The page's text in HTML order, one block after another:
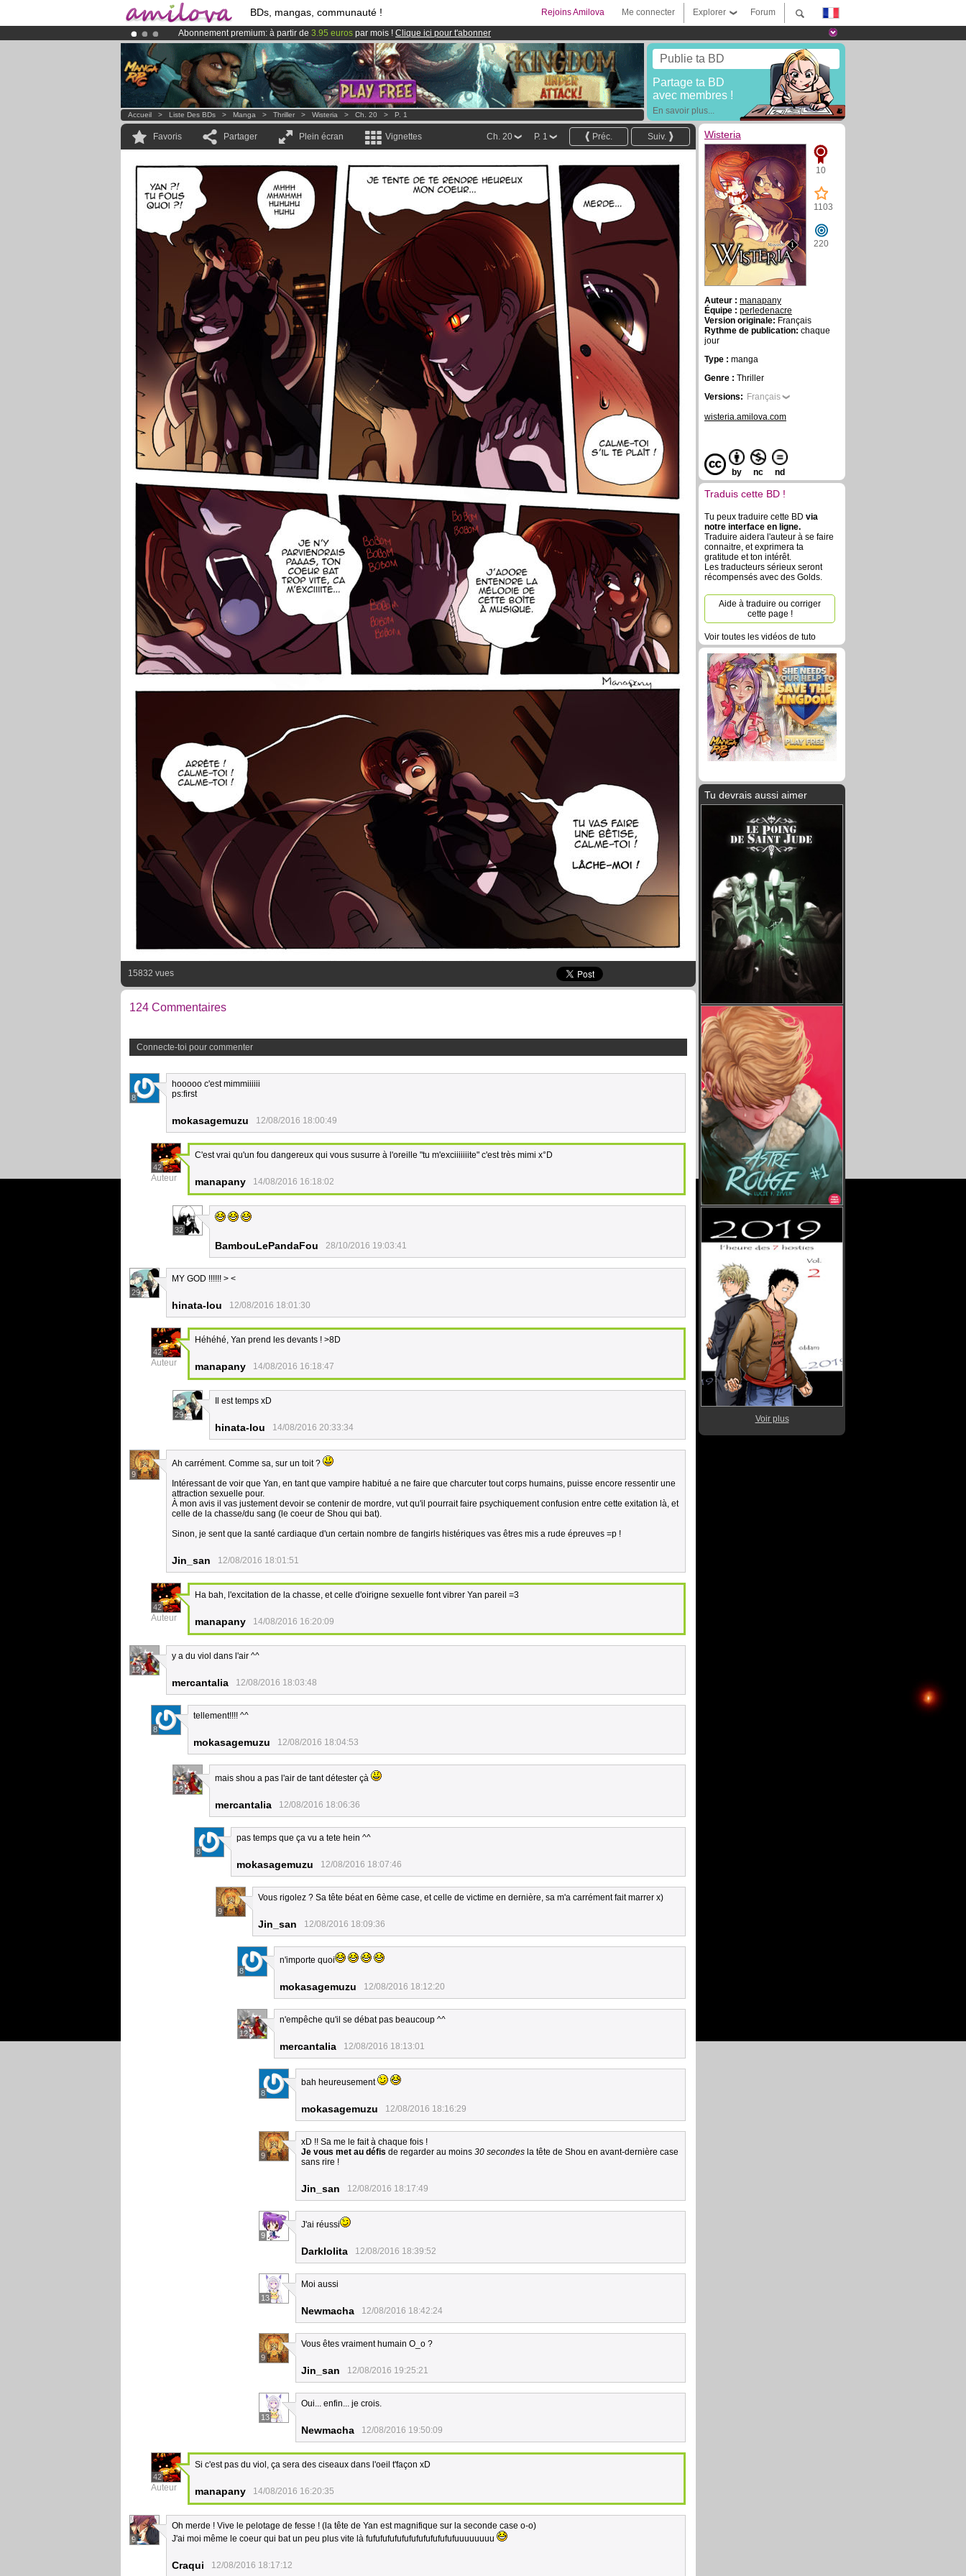
BDs, mangas, communauté ! Forum
Explorer
Me connecter
Rejoins Amilova
Abonnement premium: à partir de 3.95 euros par mois ! Clique ici pour t'abonner
Déjà 100000membreset 1000BDs & Mangas!
LeKickstarter Amilova est désormais lancé
Publie ta BD
Partage ta BD
avec membres !
En savoir plus...
Accueil > Liste Des BDs > Manga > Thriller > Wisteria > Ch. 20 > P. 1
Favoris Partager Plein écran Vignettes Suiv.
Préc.
P. 1
Ch. 20
15832 vues
124 Commentaires
Connecte-toi pour commenter
8
hooooo c'est mimmiiiiii
ps:first
mokasagemuzu 12/08/2016 18:00:49
42
Auteur
C'est vrai qu'un fou dangereux qui vous susurre à l'oreille "tu m'exciiiiiiite" c'est très mimi x°D
manapany 14/08/2016 16:18:02
32
BambouLePandaFou 28/10/2016 19:03:41
29
MY GOD !!!!!! > <
hinata-lou 12/08/2016 18:01:30
42
Auteur
Héhéhé, Yan prend les devants ! >8D
manapany 14/08/2016 16:18:47
29
Il est temps xD
hinata-lou 14/08/2016 20:33:34
9
Ah carrément. Comme sa, sur un toit ?
Intéressant de voir que Yan, en tant que vampire habitué a ne faire que charcuter tout corps humains, puisse encore ressentir une
attraction sexuelle pour.
À mon avis il vas justement devoir se contenir de mordre, vut qu'il pourrait faire psychiquement confusion entre cette exitation là, et
celle de la chasse/du sang (le coeur de Shou qui bat).
Sinon, je sent que la santé cardiaque d'un certain nombre de fangirls histériques vas êtres mis a rude épreuves =p !
Jin_san 12/08/2016 18:01:51
42
Auteur
Ha bah, l'excitation de la chasse, et celle d'oirigne sexuelle font vibrer Yan pareil =3
manapany 14/08/2016 16:20:09
12
y a du viol dans l'air ^^
mercantalia 12/08/2016 18:03:48
8
tellement!!!! ^^
mokasagemuzu 12/08/2016 18:04:53
12
mais shou a pas l'air de tant détester çà
mercantalia 12/08/2016 18:06:36
8
pas temps que ça vu a tete hein ^^
mokasagemuzu 12/08/2016 18:07:46
9
Vous rigolez ? Sa tête béat en 6ème case, et celle de victime en dernière, sa m'a carrément fait marrer x)
Jin_san 12/08/2016 18:09:36
8
n'importe quoi
mokasagemuzu 12/08/2016 18:12:20
12
n'empêche qu'il se débat pas beaucoup ^^
mercantalia 12/08/2016 18:13:01
8
bah heureusement
mokasagemuzu 12/08/2016 18:16:29
9
xD !! Sa me le fait à chaque fois !
Je vous met au défis de regarder au moins 30 secondes la tête de Shou en avant-dernière case
sans rire !
Jin_san 12/08/2016 18:17:49
9
J'ai réussi
Darklolita 12/08/2016 18:39:52
13
Moi aussi
Newmacha 12/08/2016 18:42:24
9
Vous êtes vraiment humain O_o ?
Jin_san 12/08/2016 19:25:21
13
Oui... enfin... je crois.
Newmacha 12/08/2016 19:50:09
42
Auteur
Si c'est pas du viol, ça sera des ciseaux dans l'oeil t'façon xD
manapany 14/08/2016 16:20:35
9
Oh merde ! Vive le pelotage de fesse ! (la tête de Yan est magnifique sur la seconde case o-o)
J'ai moi même le coeur qui bat un peu plus vite là fufufufufufufufufufufufufuuuuuuuu
Craqui 12/08/2016 18:17:12
Wisteria
10
1103
220
Auteur : manapany
Équipe : perledenacre
Version originale: Français
Rythme de publication: chaque
jour
Type : manga
Genre : Thriller
Versions: Français
wisteria.amilova.com
by nc nd
Traduis cette BD !
Tu peux traduire cette BD via
notre interface en ligne.
Traduire aidera l'auteur à se faire
connaitre, et exprimera ta
gratitude et ton intérêt.
Les traducteurs sérieux seront
récompensés avec des Golds.
Aide à traduire ou corriger
cette page !
Voir toutes les vidéos de tuto
Tu devrais aussi aimer
Voir plus